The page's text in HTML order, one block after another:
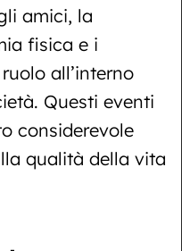
amici, la
fisica e i
all’interno
Questi eventi
considerevole
qualità della vita